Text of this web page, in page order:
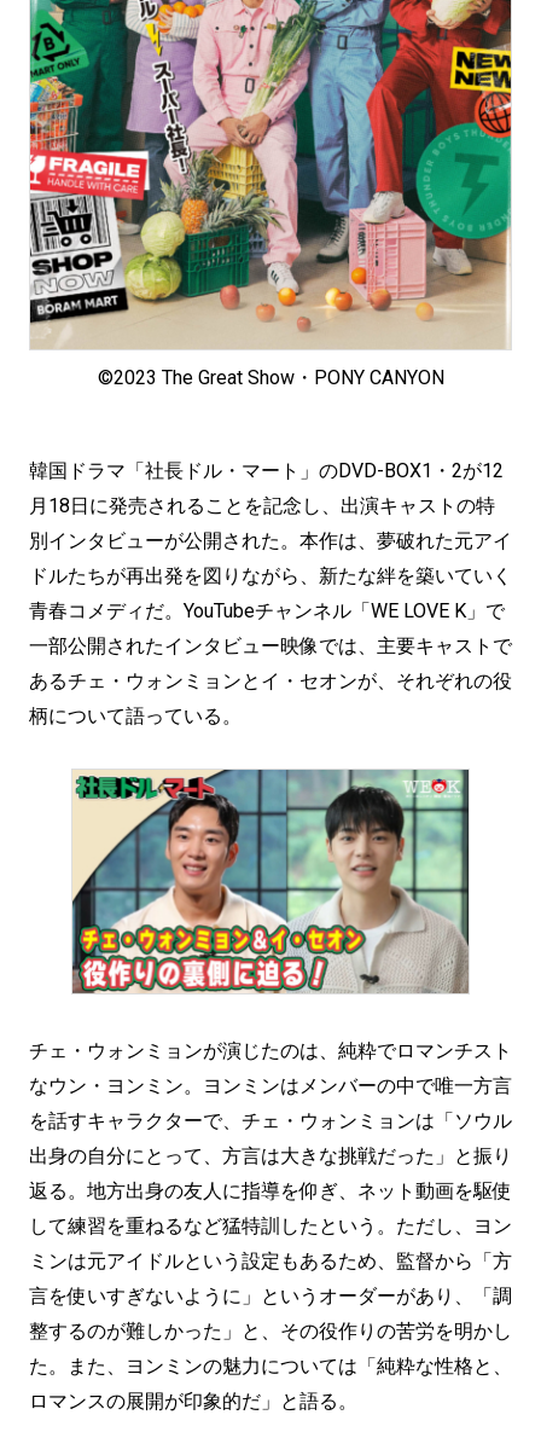
©2023 The Great Show・PONY CANYON
韓国ドラマ「社長ドル・マート」のDVD-BOX1・2が12
月18日に発売されることを記念し、出演キャストの特
別インタビューが公開された。本作は、夢破れた元アイ
ドルたちが再出発を図りながら、新たな絆を築いていく
青春コメディだ。YouTubeチャンネル「WE LOVE K」で
一部公開されたインタビュー映像では、主要キャストで
あるチェ・ウォンミョンとイ・セオンが、それぞれの役
柄について語っている。
チェ・ウォンミョンが演じたのは、純粋でロマンチスト
なウン・ヨンミン。ヨンミンはメンバーの中で唯一方言
を話すキャラクターで、チェ・ウォンミョンは「ソウル
出身の自分にとって、方言は大きな挑戦だった」と振り
返る。地方出身の友人に指導を仰ぎ、ネット動画を駆使
して練習を重ねるなど猛特訓したという。ただし、ヨン
ミンは元アイドルという設定もあるため、監督から「方
言を使いすぎないように」というオーダーがあり、「調
整するのが難しかった」と、その役作りの苦労を明かし
た。また、ヨンミンの魅力については「純粋な性格と、
ロマンスの展開が印象的だ」と語る。